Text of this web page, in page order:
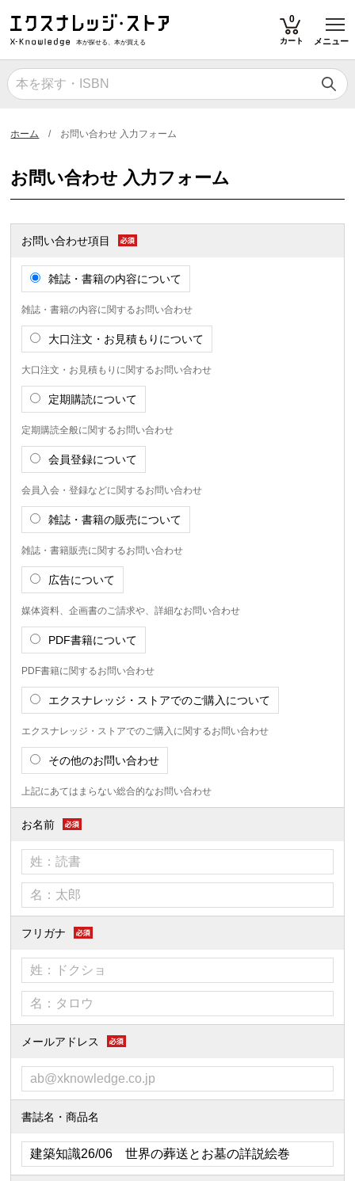
本が探せる、本が買える
0
カート メニュー
ホーム お問い合わせ 入力フォーム
お問い合わせ 入力フォーム
お問い合わせ項目
雑誌・書籍の内容について
雑誌・書籍の内容に関するお問い合わせ
大口注文・お見積もりについて
大口注文・お見積もりに関するお問い合わせ
定期購読について
定期購読全般に関するお問い合わせ
会員登録について
会員入会・登録などに関するお問い合わせ
雑誌・書籍の販売について
雑誌・書籍販売に関するお問い合わせ
広告について
媒体資料、企画書のご請求や、詳細なお問い合わせ
PDF書籍について
PDF書籍に関するお問い合わせ
エクスナレッジ・ストアでのご購入について
エクスナレッジ・ストアでのご購入に関するお問い合わせ
その他のお問い合わせ
上記にあてはまらない総合的なお問い合わせ
お名前
フリガナ
メールアドレス
書誌名・商品名